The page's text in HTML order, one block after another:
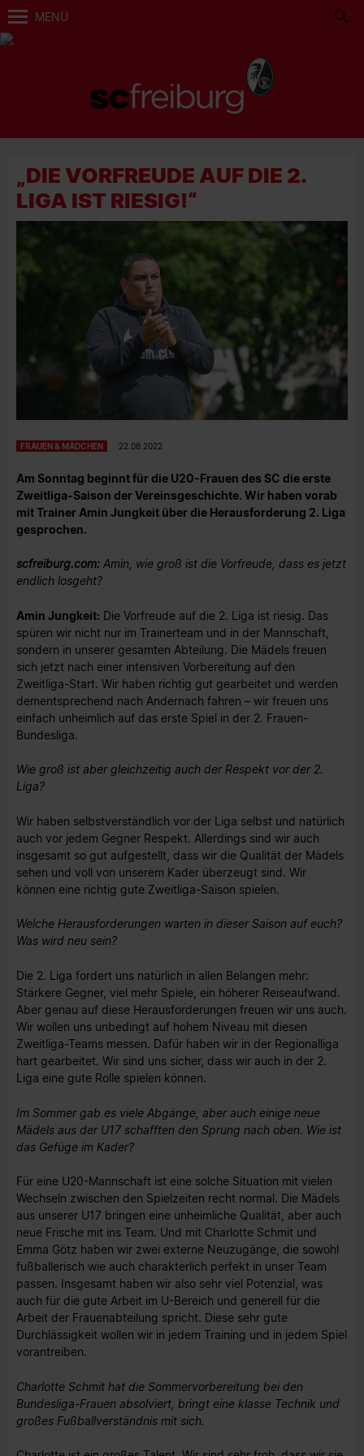
MENÜ
„DIE VORFREUDE AUF DIE 2.
LIGA IST RIESIG!“
FRAUEN & MÄDCHEN 22.08.2022
Am Sonntag beginnt für die U20-Frauen des SC die erste
Zweitliga-Saison der Vereinsgeschichte. Wir haben vorab
mit Trainer Amin Jungkeit über die Herausforderung 2. Liga
gesprochen.
scfreiburg.com: Amin, wie groß ist die Vorfreude, dass es jetzt
endlich losgeht?
Amin Jungkeit: Die Vorfreude auf die 2. Liga ist riesig. Das
spüren wir nicht nur im Trainerteam und in der Mannschaft,
sondern in unserer gesamten Abteilung. Die Mädels freuen
sich jetzt nach einer intensiven Vorbereitung auf den
Zweitliga-Start. Wir haben richtig gut gearbeitet und werden
dementsprechend nach Andernach fahren – wir freuen uns
einfach unheimlich auf das erste Spiel in der 2. Frauen-
Bundesliga.
Wie groß ist aber gleichzeitig auch der Respekt vor der 2.
Liga?
Wir haben selbstverständlich vor der Liga selbst und natürlich
auch vor jedem Gegner Respekt. Allerdings sind wir auch
insgesamt so gut aufgestellt, dass wir die Qualität der Mädels
sehen und voll von unserem Kader überzeugt sind. Wir
können eine richtig gute Zweitliga-Saison spielen.
Welche Herausforderungen warten in dieser Saison auf euch?
Was wird neu sein?
Die 2. Liga fordert uns natürlich in allen Belangen mehr:
Stärkere Gegner, viel mehr Spiele, ein höherer Reiseaufwand.
Aber genau auf diese Herausforderungen freuen wir uns auch.
Wir wollen uns unbedingt auf hohem Niveau mit diesen
Zweitliga-Teams messen. Dafür haben wir in der Regionalliga
hart gearbeitet. Wir sind uns sicher, dass wir auch in der 2.
Liga eine gute Rolle spielen können.
Im Sommer gab es viele Abgänge, aber auch einige neue
Mädels aus der U17 schafften den Sprung nach oben. Wie ist
das Gefüge im Kader?
Für eine U20-Mannschaft ist eine solche Situation mit vielen
Wechseln zwischen den Spielzeiten recht normal. Die Mädels
aus unserer U17 bringen eine unheimliche Qualität, aber auch
neue Frische mit ins Team. Und mit Charlotte Schmit und
Emma Götz haben wir zwei externe Neuzugänge, die sowohl
fußballerisch wie auch charakterlich perfekt in unser Team
passen. Insgesamt haben wir also sehr viel Potenzial, was
auch für die gute Arbeit im U-Bereich und generell für die
Arbeit der Frauenabteilung spricht. Diese sehr gute
Durchlässigkeit wollen wir in jedem Training und in jedem Spiel
vorantreiben.
Charlotte Schmit hat die Sommervorbereitung bei den
Bundesliga-Frauen absolviert, bringt eine klasse Technik und
großes Fußballverständnis mit sich.